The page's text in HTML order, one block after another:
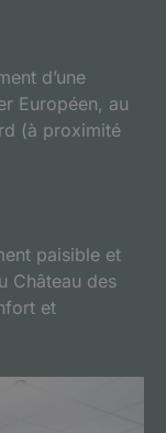
d’une
Européen, au
(à proximité
paisible et
Château des
et